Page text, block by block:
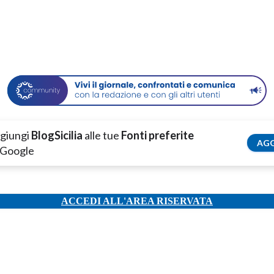
BlogSicilia alle tue Fonti preferite
ACCEDI ALL'AREA RISERVATA